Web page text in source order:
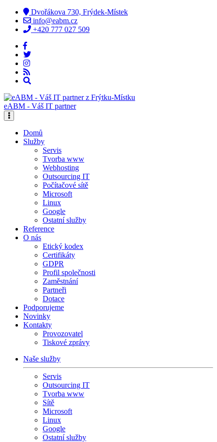
Dvořákova 730, Frýdek-Místek
info@eabm.cz
+420 777 027 509
eABM - Váš IT partner
Domů
Služby
Servis
Tvorba www
Webhosting
Outsourcing IT
Počítačové sítě
Microsoft
Linux
Google
Ostatní služby
Reference
O nás
Etický kodex
Certifikáty
GDPR
Profil společnosti
Zaměstnání
Partneři
Dotace
Podporujeme
Novinky
Kontakty
Provozovatel
Tiskové zprávy
Naše služby
Servis
Outsourcing IT
Tvorba www
Sítě
Microsoft
Linux
Google
Ostatní služby